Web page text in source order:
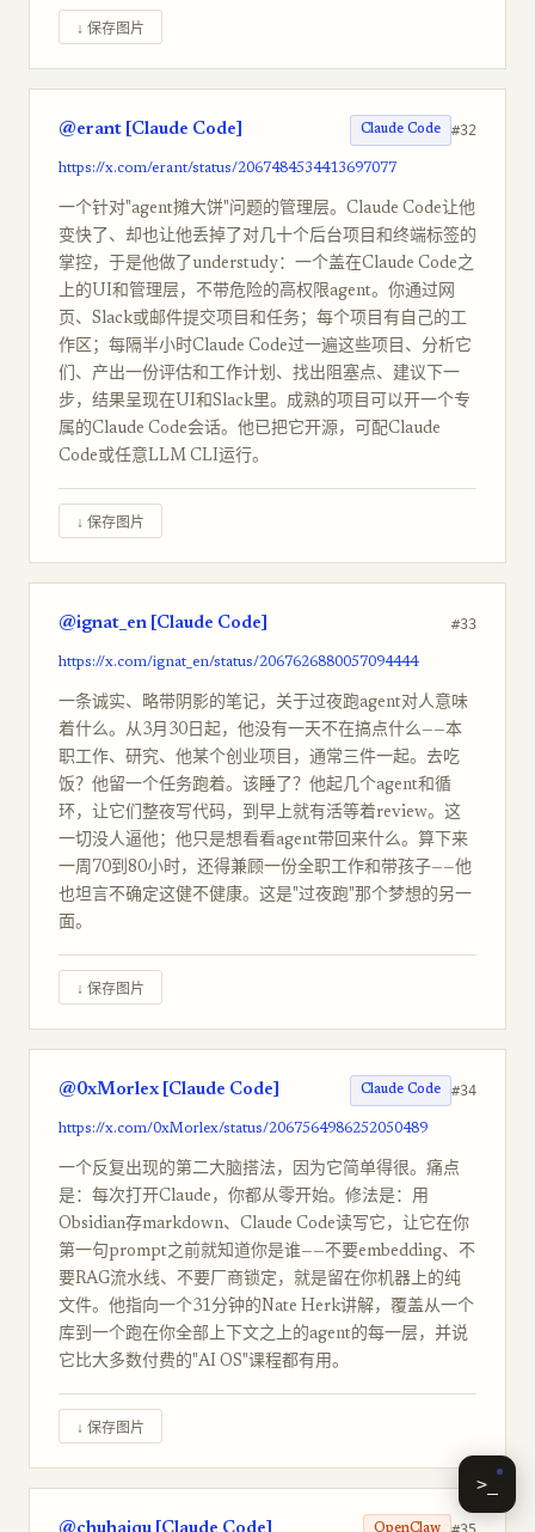
↓ 保存图片
@erant [Claude Code] Claude Code #32
https://x.com/erant/status/2067484534413697077
一个针对"agent摊大饼"问题的管理层。Claude Code让他
变快了、却也让他丢掉了对几十个后台项目和终端标签的
掌控，于是他做了understudy：一个盖在Claude Code之
上的UI和管理层，不带危险的高权限agent。你通过网
页、Slack或邮件提交项目和任务；每个项目有自己的工
作区；每隔半小时Claude Code过一遍这些项目、分析它
们、产出一份评估和工作计划、找出阻塞点、建议下一
步，结果呈现在UI和Slack里。成熟的项目可以开一个专
属的Claude Code会话。他已把它开源，可配Claude
Code或任意LLM CLI运行。
↓ 保存图片
@ignat_en [Claude Code] #33
https://x.com/ignat_en/status/2067626880057094444
一条诚实、略带阴影的笔记，关于过夜跑agent对人意味
着什么。从3月30日起，他没有一天不在搞点什么——本
职工作、研究、他某个创业项目，通常三件一起。去吃
饭？他留一个任务跑着。该睡了？他起几个agent和循
环，让它们整夜写代码，到早上就有活等着review。这
一切没人逼他；他只是想看看agent带回来什么。算下来
一周70到80小时，还得兼顾一份全职工作和带孩子——他
也坦言不确定这健不健康。这是"过夜跑"那个梦想的另一
面。
↓ 保存图片
@0xMorlex [Claude Code] Claude Code #34
https://x.com/0xMorlex/status/2067564986252050489
一个反复出现的第二大脑搭法，因为它简单得很。痛点
是：每次打开Claude，你都从零开始。修法是：用
Obsidian存markdown、Claude Code读写它，让它在你
第一句prompt之前就知道你是谁——不要embedding、不
要RAG流水线、不要厂商锁定，就是留在你机器上的纯
文件。他指向一个31分钟的Nate Herk讲解，覆盖从一个
库到一个跑在你全部上下文之上的agent的每一层，并说
它比大多数付费的"AI OS"课程都有用。
↓ 保存图片
OpenClaw
>_